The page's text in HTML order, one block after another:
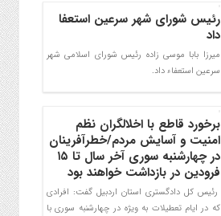
رئیس شورای شهر سرعین استعفا
داد
میرزا بابا موسی زاده رئیس شورای اسلامی شهر
سرعین استعفاء داد.
برخورد قاطع با اخلالگران نظم
امنیت و آسایش مردم/خطرآفرینان
در چهارشنبه سوری آخر سال تا ۱۵
فرودین در بازداشت خواهند بود
رئیس کل دادگستری استان اردبیل گفت: افرادی
که در ایام تعطیلات به ویژه در چهارشنبه سوری با